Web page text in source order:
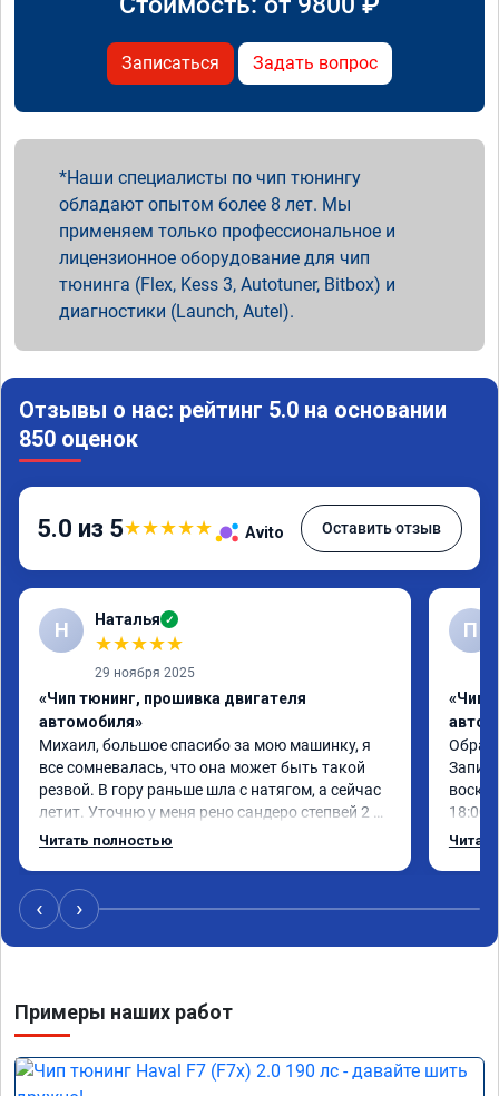
Записаться Задать вопрос
Наши специалисты по чип тюнингу
обладают опытом более 8 лет. Мы
применяем только профессиональное и
лицензионное оборудование для чип
тюнинга (Flex, Kess 3, Autotuner, Bitbox) и
диагностики (Launch, Autel).
Отзывы о нас: рейтинг 5.0 на основании
850 оценок
5.0 из 5★★★★★ Avito Оставить отзыв
Н Наталья ✓
★★★★★
29 ноября 2025
«Чип тюнинг, прошивка двигателя
автомобиля»
Михаил, большое спасибо за мою машинку, я
все сомневалась, что она может быть такой
резвой. В гору раньше шла с натягом, а сейчас
летит. Уточню у меня рено сандеро степвей 2
2018 года. Рекомендую однозначно. И не
Читать полностью
П
«Чип
18:00.
‹ ›
Примеры наших работ